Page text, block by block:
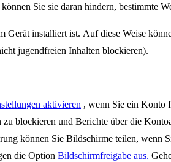
Sie sie daran hindern, bestimmte
installiert ist. Auf diese Weise
jugendfreien Inhalten blockieren).
aktivieren , wenn Sie ein Konto
blockieren und Berichte über die
können Sie Bildschirme teilen, wenn
die Option Bildschirmfreigabe aus.